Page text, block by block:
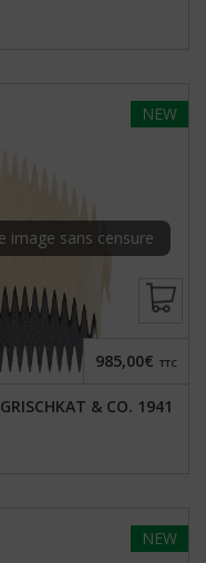
NEW
image sans censure
& CO. 1941
985,00€ TTC
NEW